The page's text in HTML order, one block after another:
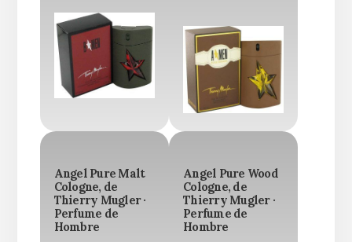
Angel Pure Malt
Cologne, de
Thierry Mugler ·
Perfume de
Hombre
Angel Pure Wood
Cologne, de
Thierry Mugler ·
Perfume de
Hombre